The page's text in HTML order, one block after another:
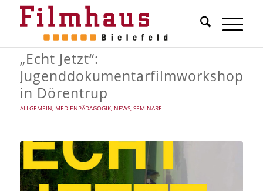
„Echt Jetzt“:
Jugenddokumentarfilmworkshop
in Dörentrup
ALLGEMEIN, MEDIENPÄDAGOGIK, NEWS, SEMINARE